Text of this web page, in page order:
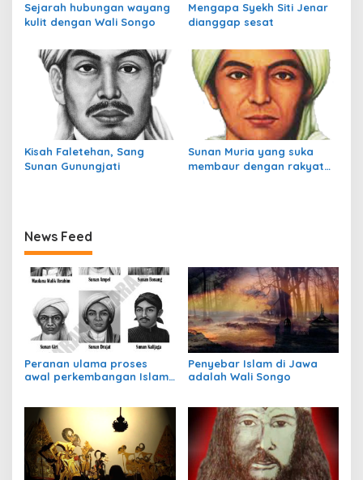
Sejarah hubungan wayang
kulit dengan Wali Songo
Mengapa Syekh Siti Jenar
dianggap sesat
Kisah Faletehan, Sang
Sunan Gunungjati
Sunan Muria yang suka
membaur dengan rakyat
News Feed
Peranan ulama proses
awal perkembangan Islam
Penyebar Islam di Jawa
adalah Wali Songo